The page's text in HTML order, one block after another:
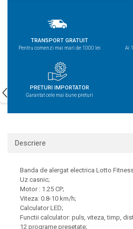
TRANSPORT GRATUIT
Pentru comenzi mai mari de 1000 lei Ai
PRETURI IMPORTATOR
Garantat cele mai bune preturi
Descriere
Banda de alergat electrica Lotto
Uz casnic;
Motor : 1.25 CP;
Viteza: 0.8-10 km/h;
Calculator LED;
Functii calculator: puls, viteza, timp,
12 programe presetate;